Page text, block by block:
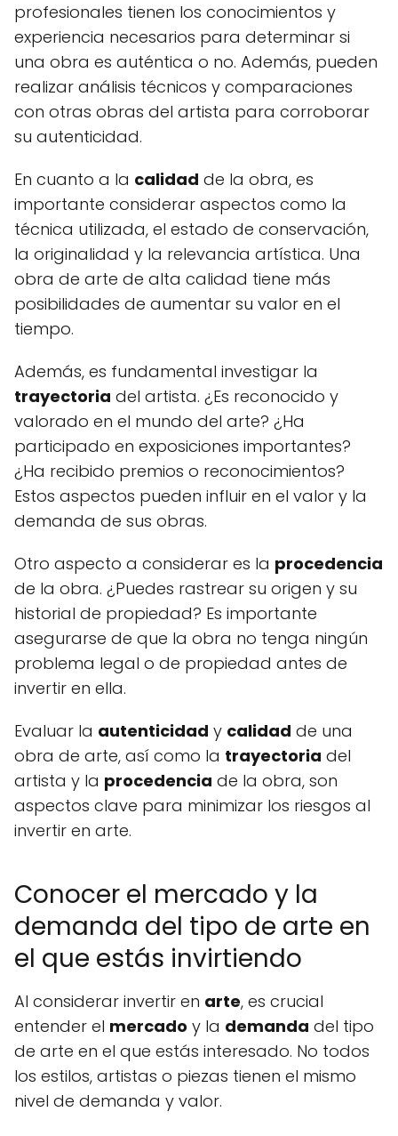
profesionales tienen los conocimientos y
experiencia necesarios para determinar si
una obra es auténtica o no. Además, pueden
realizar análisis técnicos y comparaciones
con otras obras del artista para corroborar
su autenticidad.
En cuanto a la calidad de la obra, es
importante considerar aspectos como la
técnica utilizada, el estado de conservación,
la originalidad y la relevancia artística. Una
obra de arte de alta calidad tiene más
posibilidades de aumentar su valor en el
tiempo.
Además, es fundamental investigar la
trayectoria del artista. ¿Es reconocido y
valorado en el mundo del arte? ¿Ha
participado en exposiciones importantes?
¿Ha recibido premios o reconocimientos?
Estos aspectos pueden influir en el valor y la
demanda de sus obras.
Otro aspecto a considerar es la procedencia
de la obra. ¿Puedes rastrear su origen y su
historial de propiedad? Es importante
asegurarse de que la obra no tenga ningún
problema legal o de propiedad antes de
invertir en ella.
Evaluar la autenticidad y calidad de una
obra de arte, así como la trayectoria del
artista y la procedencia de la obra, son
aspectos clave para minimizar los riesgos al
invertir en arte.
Conocer el mercado y la
demanda del tipo de arte en
el que estás invirtiendo
Al considerar invertir en arte, es crucial
entender el mercado y la demanda del tipo
de arte en el que estás interesado. No todos
los estilos, artistas o piezas tienen el mismo
nivel de demanda y valor.